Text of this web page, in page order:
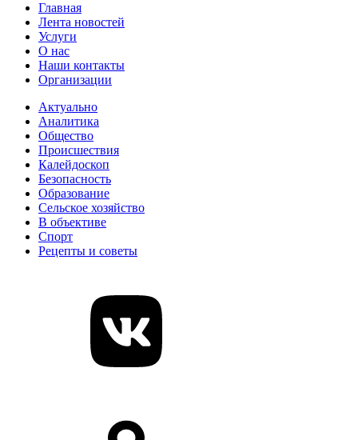
Главная
Лента новостей
Услуги
О нас
Наши контакты
Организации
Актуально
Аналитика
Общество
Происшествия
Калейдоскоп
Безопасность
Образование
Сельское хозяйство
В объективе
Спорт
Рецепты и советы